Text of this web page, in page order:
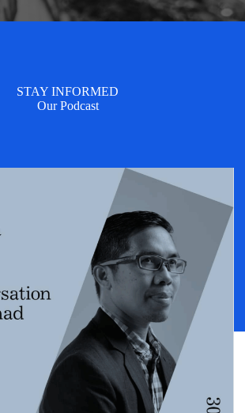
STAY INFORMED
Our Podcast